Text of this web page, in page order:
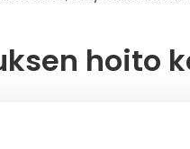
hoito
itsestään tai